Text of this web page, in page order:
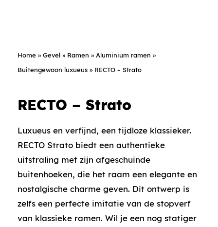
Home » Gevel» Ramen » Aluminium ramen »
Buitengewoon luxueus» RECTO – Strato
RECTO – Strato
Luxueus en verfijnd, een tijdloze klassieker.
RECTO Strato biedt een authentieke
uitstraling met zijn afgeschuinde
buitenhoeken, die het raam een elegante en
nostalgische charme geven. Dit ontwerp is
zelfs een perfecte imitatie van de stopverf
van klassieke ramen. Wil je een nog statiger